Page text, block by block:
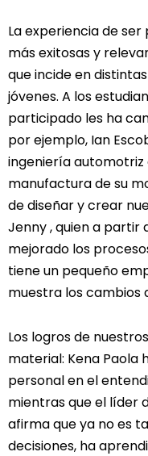
La experiencia de
más exitosas y
que incide en
jóvenes. A los
participado les ha
por ejemplo, Ian
ingeniería
manufactura de su
de diseñar y crear
Jenny , quien a partir
mejorado los
tiene un pequeño
muestra los cambios
Los logros de
material: Kena Paola
personal en el
mientras que el líder
afirma que ya no es
decisiones, ha